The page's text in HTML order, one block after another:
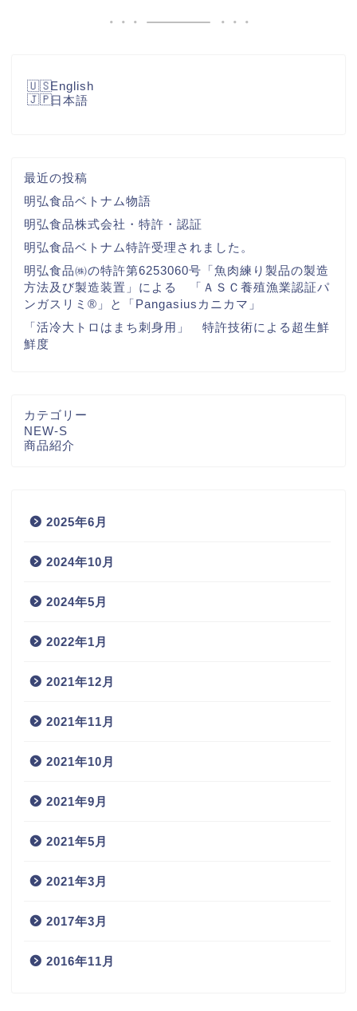
English
日本語
最近の投稿
明弘食品ベトナム物語
明弘食品株式会社・特許・認証
明弘食品ベトナム特許受理されました。
明弘食品㈱の特許第6253060号「魚肉練り製品の製造
方法及び製造装置」による 「ＡＳＣ養殖漁業認証パ
ンガスリミ®」と「Pangasiusカニカマ」
「活冷大トロはまち刺身用」 特許技術による超生鮮
鮮度
カテゴリー
NEW-S
商品紹介
2025年6月
2024年10月
2024年5月
2022年1月
2021年12月
2021年11月
2021年10月
2021年9月
2021年5月
2021年3月
2017年3月
2016年11月